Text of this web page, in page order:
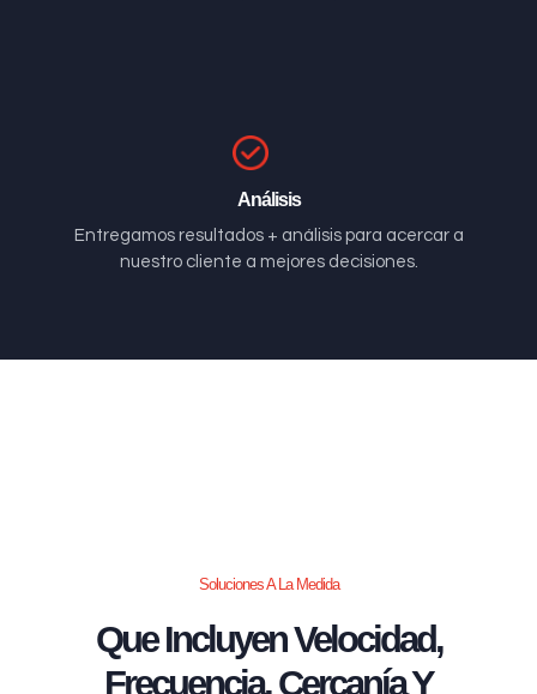
Análisis
Entregamos resultados + análisis para acercar a
nuestro cliente a mejores decisiones.
Soluciones A La Medida
Que Incluyen Velocidad,
Frecuencia, Cercanía Y